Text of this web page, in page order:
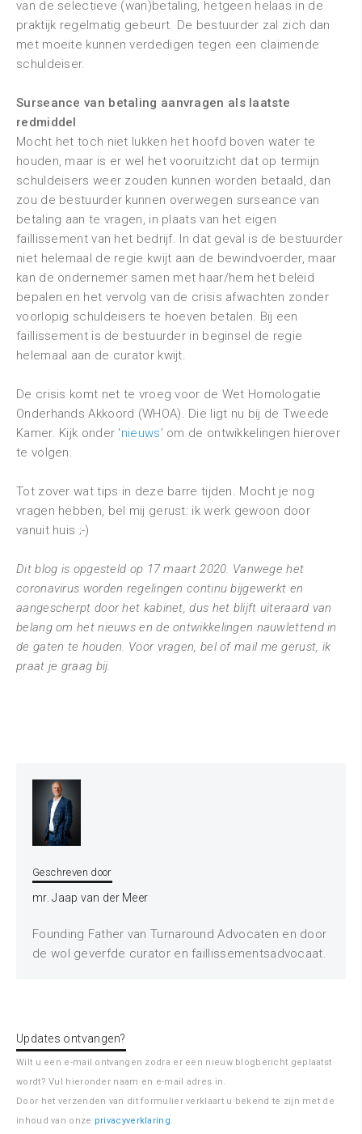
van de selectieve (wan)betaling, hetgeen helaas in de
praktijk regelmatig gebeurt. De bestuurder zal zich dan
met moeite kunnen verdedigen tegen een claimende
schuldeiser.
Surseance van betaling aanvragen als laatste
redmiddel
Mocht het toch niet lukken het hoofd boven water te
houden, maar is er wel het vooruitzicht dat op termijn
schuldeisers weer zouden kunnen worden betaald, dan
zou de bestuurder kunnen overwegen surseance van
betaling aan te vragen, in plaats van het eigen
faillissement van het bedrijf. In dat geval is de bestuurder
niet helemaal de regie kwijt aan de bewindvoerder, maar
kan de ondernemer samen met haar/hem het beleid
bepalen en het vervolg van de crisis afwachten zonder
voorlopig schuldeisers te hoeven betalen. Bij een
faillissement is de bestuurder in beginsel de regie
helemaal aan de curator kwijt.
De crisis komt net te vroeg voor de Wet Homologatie
Onderhands Akkoord (WHOA). Die ligt nu bij de Tweede
Kamer. Kijk onder 'nieuws' om de ontwikkelingen hierover
te volgen.
Tot zover wat tips in deze barre tijden. Mocht je nog
vragen hebben, bel mij gerust: ik werk gewoon door
vanuit huis ;-)
Dit blog is opgesteld op 17 maart 2020. Vanwege het
coronavirus worden regelingen continu bijgewerkt en
aangescherpt door het kabinet, dus het blijft uiteraard van
belang om het nieuws en de ontwikkelingen nauwlettend in
de gaten te houden. Voor vragen, bel of mail me gerust, ik
praat je graag bij.
Geschreven door
mr. Jaap van der Meer
Founding Father van Turnaround Advocaten en door
de wol geverfde curator en faillissementsadvocaat.
Updates ontvangen?
Wilt u een e-mail ontvangen zodra er een nieuw blogbericht geplaatst
wordt? Vul hieronder naam en e-mail adres in.
Door het verzenden van dit formulier verklaart u bekend te zijn met de
inhoud van onze privacyverklaring.